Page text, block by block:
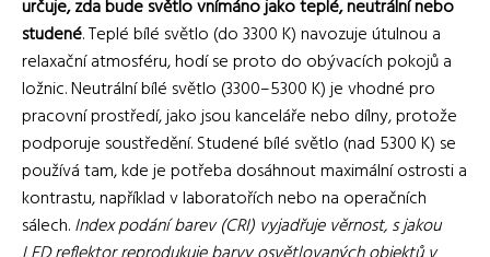
určuje, zda bude světlo vnímáno jako teplé, neutrální nebo
studené. Teplé bílé světlo (do 3300 K) navozuje útulnou a
relaxační atmosféru, hodí se proto do obývacích pokojů a
ložnic. Neutrální bílé světlo (3300–5300 K) je vhodné pro
pracovní prostředí, jako jsou kanceláře nebo dílny, protože
podporuje soustředění. Studené bílé světlo (nad 5300 K) se
používá tam, kde je potřeba dosáhnout maximální ostrosti a
kontrastu, například v laboratořích nebo na operačních
sálech.Index podání barev (CRI) vyjadřuje věrnost, s jakou